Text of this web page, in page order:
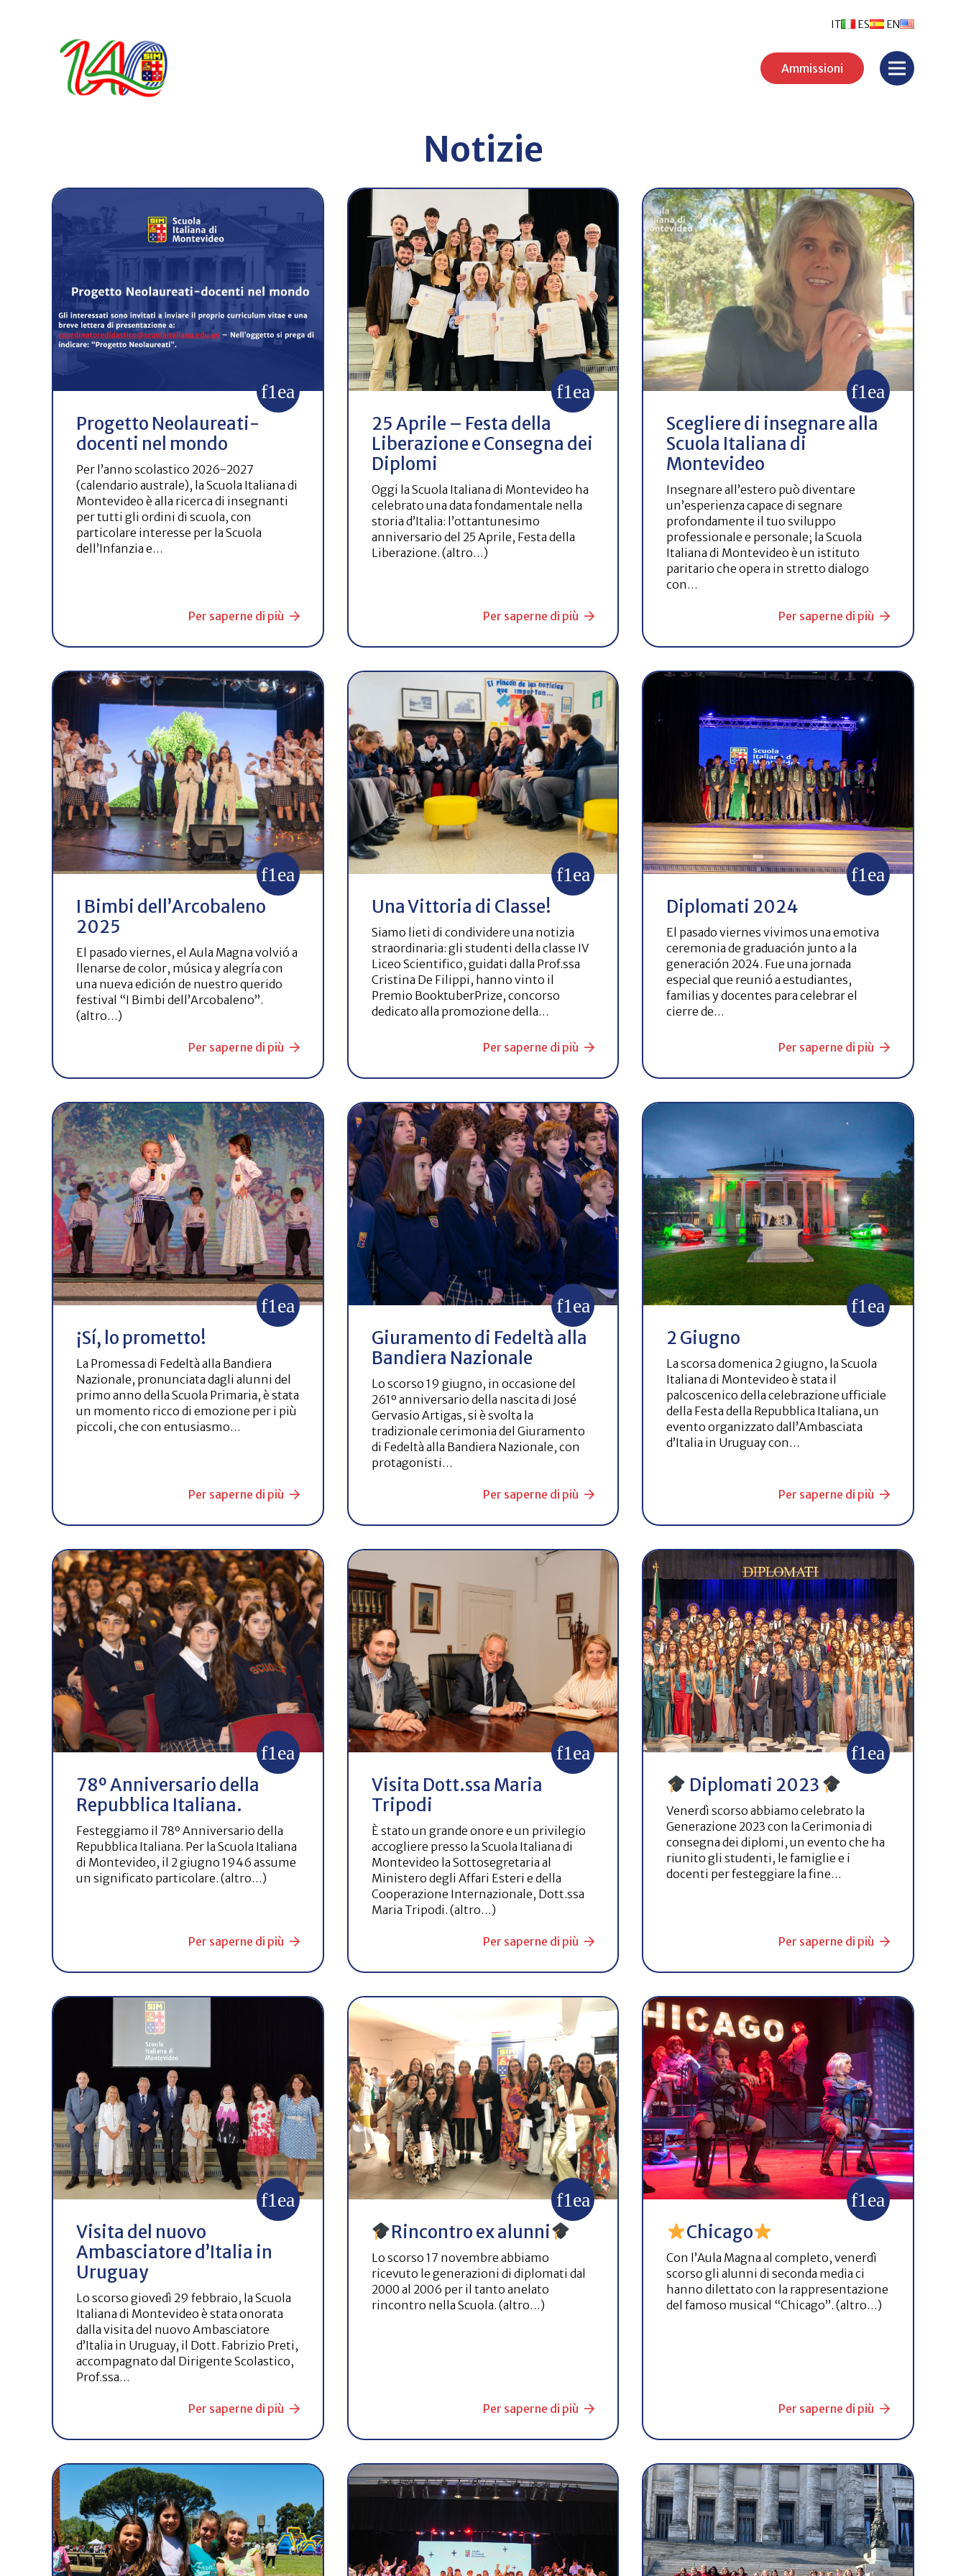
ES EN
IT
Ammissioni
Notizie
Progetto Neolaureati-
docenti nel mondo
Per l’anno scolastico 2026-2027
(calendario australe), la Scuola Italiana di
Montevideo è alla ricerca di insegnanti
per tutti gli ordini di scuola, con
particolare interesse per la Scuola
dell’Infanzia e…
Per saperne di più
25 Aprile – Festa della
Liberazione e Consegna dei
Diplomi
Oggi la Scuola Italiana di Montevideo ha
celebrato una data fondamentale nella
storia d’Italia: l’ottantunesimo
anniversario del 25 Aprile, Festa della
Liberazione. (altro…)
Per saperne di più
Scegliere di insegnare alla
Scuola Italiana di
Montevideo
Insegnare all’estero può diventare
un’esperienza capace di segnare
profondamente il tuo sviluppo
professionale e personale; la Scuola
Italiana di Montevideo è un istituto
paritario che opera in stretto dialogo
con…
Per saperne di più
I Bimbi dell’Arcobaleno
2025
El pasado viernes, el Aula Magna volvió a
llenarse de color, música y alegría con
una nueva edición de nuestro querido
festival “I Bimbi dell’Arcobaleno”.
(altro…)
Per saperne di più
Una Vittoria di Classe!
Siamo lieti di condividere una notizia
straordinaria: gli studenti della classe IV
Liceo Scientifico, guidati dalla Prof.ssa
Cristina De Filippi, hanno vinto il
Premio BooktuberPrize, concorso
dedicato alla promozione della…
Per saperne di più
Diplomati 2024
El pasado viernes vivimos una emotiva
ceremonia de graduación junto a la
generación 2024. Fue una jornada
especial que reunió a estudiantes,
familias y docentes para celebrar el
cierre de…
Per saperne di più
¡Sí, lo prometto!
La Promessa di Fedeltà alla Bandiera
Nazionale, pronunciata dagli alunni del
primo anno della Scuola Primaria, è stata
un momento ricco di emozione per i più
piccoli, che con entusiasmo…
Per saperne di più
Giuramento di Fedeltà alla
Bandiera Nazionale
Lo scorso 19 giugno, in occasione del
261º anniversario della nascita di José
Gervasio Artigas, si è svolta la
tradizionale cerimonia del Giuramento
di Fedeltà alla Bandiera Nazionale, con
protagonisti…
Per saperne di più
2 Giugno
La scorsa domenica 2 giugno, la Scuola
Italiana di Montevideo è stata il
palcoscenico della celebrazione ufficiale
della Festa della Repubblica Italiana, un
evento organizzato dall’Ambasciata
d’Italia in Uruguay con…
Per saperne di più
78º Anniversario della
Repubblica Italiana.
Festeggiamo il 78º Anniversario della
Repubblica Italiana. Per la Scuola Italiana
di Montevideo, il 2 giugno 1946 assume
un significato particolare. (altro…)
Per saperne di più
Visita Dott.ssa Maria
Tripodi
È stato un grande onore e un privilegio
accogliere presso la Scuola Italiana di
Montevideo la Sottosegretaria al
Ministero degli Affari Esteri e della
Cooperazione Internazionale, Dott.ssa
Maria Tripodi. (altro…)
Per saperne di più
Diplomati 2023
Venerdì scorso abbiamo celebrato la
Generazione 2023 con la Cerimonia di
consegna dei diplomi, un evento che ha
riunito gli studenti, le famiglie e i
docenti per festeggiare la fine…
Per saperne di più
Visita del nuovo
Ambasciatore d’Italia in
Uruguay
Lo scorso giovedì 29 febbraio, la Scuola
Italiana di Montevideo è stata onorata
dalla visita del nuovo Ambasciatore
d’Italia in Uruguay, il Dott. Fabrizio Preti,
accompagnato dal Dirigente Scolastico,
Prof.ssa…
Per saperne di più
Rincontro ex alunni
Lo scorso 17 novembre abbiamo
ricevuto le generazioni di diplomati dal
2000 al 2006 per il tanto anelato
rincontro nella Scuola. (altro…)
Per saperne di più
Chicago
Con l’Aula Magna al completo, venerdì
scorso gli alunni di seconda media ci
hanno dilettato con la rappresentazione
del famoso musical “Chicago”. (altro…)
Per saperne di più